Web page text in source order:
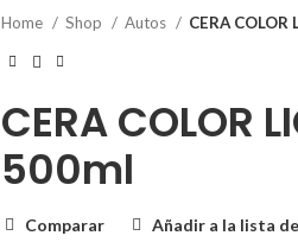
Home Shop Autos CERA
CERA COLOR
500ml
Comparar Añadir a la lista